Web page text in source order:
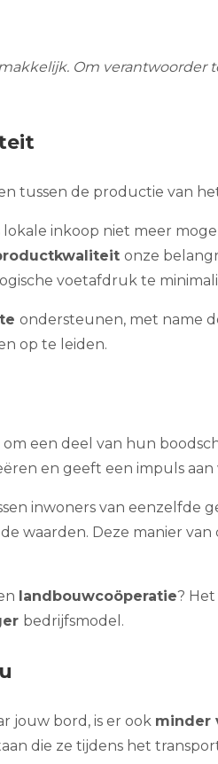
Om
tussen de productie van
lokale inkoop niet meer
onze
voetafdruk te
ondersteunen, met name
op te leiden.
een deel van hun
en geeft een impuls
inwoners van eenzelfde
waarden. Deze manier
landbouwcoöperatie?
bedrijfsmodel.
jouw bord, is er ook minder
die ze tijdens het